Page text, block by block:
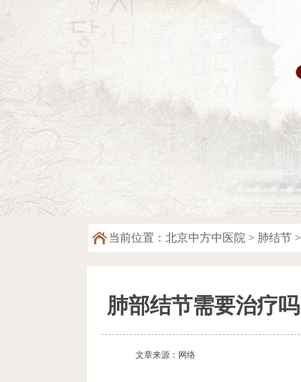
当前位置： 北京中方中医院 > 肺结节>
肺部结节需要治疗
文章来源：网络